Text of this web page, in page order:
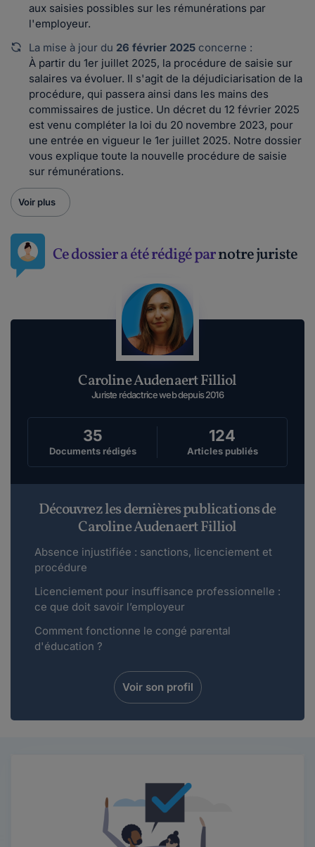
aux saisies possibles sur les rémunérations par
l'employeur.
La mise à jour du 26 février 2025 concerne :
À partir du 1er juillet 2025, la procédure de saisie sur
salaires va évoluer. Il s'agit de la déjudiciarisation de la
procédure, qui passera ainsi dans les mains des
commissaires de justice. Un décret du 12 février 2025
est venu compléter la loi du 20 novembre 2023, pour
une entrée en vigueur le 1er juillet 2025. Notre dossier
vous explique toute la nouvelle procédure de saisie
sur rémunérations.
Voir plus
Ce dossier a été rédigé parnotre juriste
Caroline Audenaert Filliol
Juriste rédactrice web depuis 2016
35
Documents rédigés
124
Articles publiés
Découvrez les dernières publications de
Caroline Audenaert Filliol
Absence injustifiée : sanctions, licenciement et
procédure
Licenciement pour insuffisance professionnelle :
ce que doit savoir l’employeur
Comment fonctionne le congé parental
d'éducation ?
Voir son profil